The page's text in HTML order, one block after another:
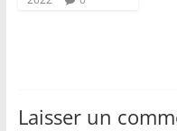
Laisser un